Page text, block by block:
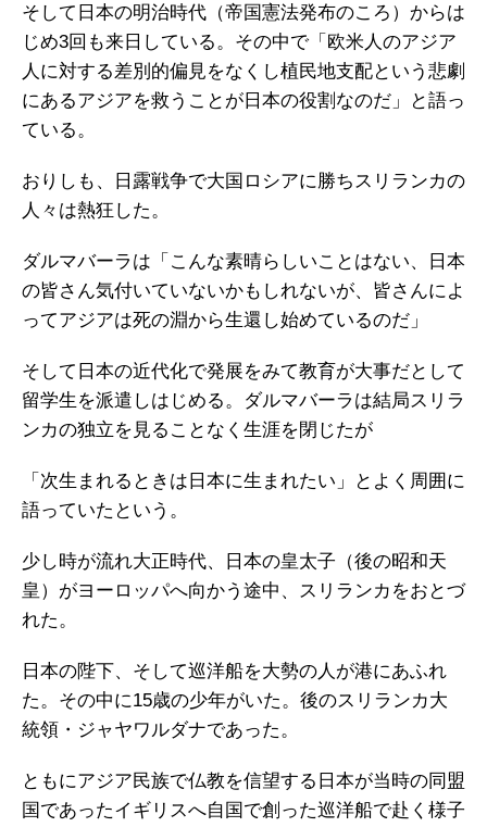
そして日本の明治時代（帝国憲法発布のころ）からは
じめ3回も来日している。その中で「欧米人のアジア
人に対する差別的偏見をなくし植民地支配という悲劇
にあるアジアを救うことが日本の役割なのだ」と語っ
ている。
おりしも、日露戦争で大国ロシアに勝ちスリランカの
人々は熱狂した。
ダルマバーラは「こんな素晴らしいことはない、日本
の皆さん気付いていないかもしれないが、皆さんによ
ってアジアは死の淵から生還し始めているのだ」
そして日本の近代化で発展をみて教育が大事だとして
留学生を派遣しはじめる。ダルマバーラは結局スリラ
ンカの独立を見ることなく生涯を閉じたが
「次生まれるときは日本に生まれたい」とよく周囲に
語っていたという。
少し時が流れ大正時代、日本の皇太子（後の昭和天
皇）がヨーロッパへ向かう途中、スリランカをおとづ
れた。
日本の陛下、そして巡洋船を大勢の人が港にあふれ
た。その中に15歳の少年がいた。後のスリランカ大
統領・ジャヤワルダナであった。
ともにアジア民族で仏教を信望する日本が当時の同盟
国であったイギリスへ自国で創った巡洋船で赴く様子